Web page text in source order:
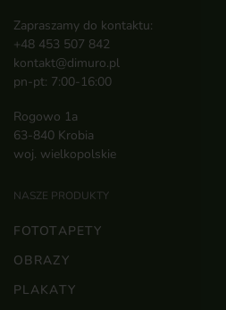
Zapraszamy do kontaktu:
+48 453 507 842
kontakt@dimuro.pl
pn-pt: 7:00-16:00
Rogowo 1a
63-840 Krobia
woj. wielkopolskie
NASZE PRODUKTY
FOTOTAPETY
OBRAZY
PLAKATY